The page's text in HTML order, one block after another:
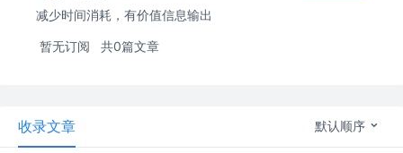
减少时间消耗，有价值信息输出
暂无订阅 共0篇文章
收录文章 默认顺序